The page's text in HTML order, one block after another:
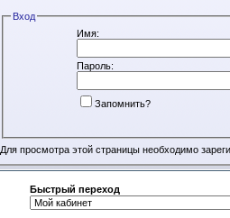
Вход
Имя:
Пароль:
Запомнить?
Для просмотра этой страницы необходимо
Быстрый переход